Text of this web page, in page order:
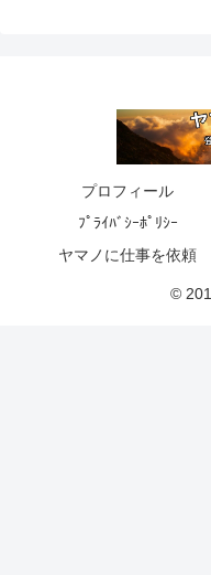
プロフィール
ﾌﾟﾗｲﾊﾞｼｰﾎﾟﾘｼｰ
ヤマノに仕事を依頼
©